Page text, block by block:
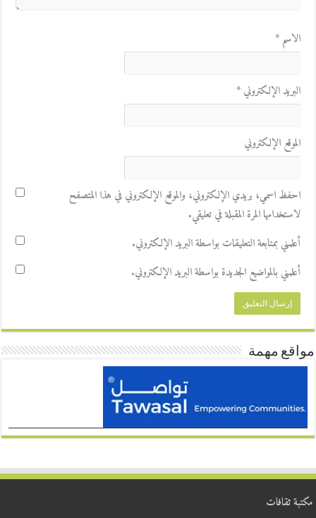
الاسم*
البريد الإلكتروني*
الموقع الإلكتروني
احفظ اسمي، بريدي الإلكتروني، والموقع الإلكتروني في هذا المتصفح
لاستخدامها المرة المقبلة في تعليقي.
أعلمني بمتابعة التعليقات بواسطة البريد الإلكتروني.
أعلمني بالمواضيع الجديدة بواسطة البريد الإلكتروني.
مواقع مهمة
مكتبة ثقافات